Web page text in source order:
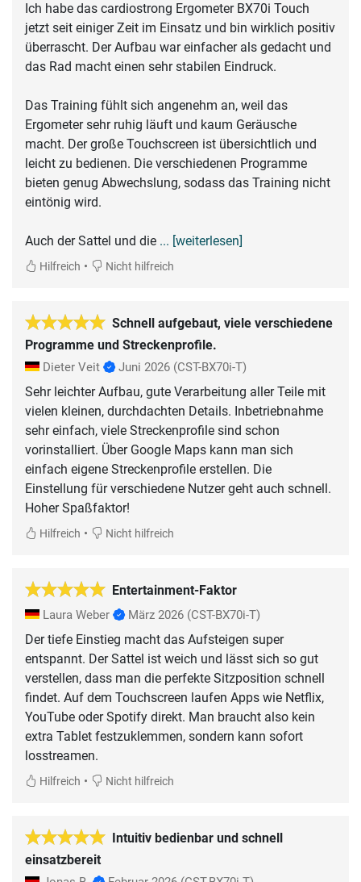
Ich habe das cardiostrong Ergometer BX70i Touch
jetzt seit einiger Zeit im Einsatz und bin wirklich positiv
überrascht. Der Aufbau war einfacher als gedacht und
das Rad macht einen sehr stabilen Eindruck.
Das Training fühlt sich angenehm an, weil das
Ergometer sehr ruhig läuft und kaum Geräusche
macht. Der große Touchscreen ist übersichtlich und
leicht zu bedienen. Die verschiedenen Programme
bieten genug Abwechslung, sodass das Training nicht
eintönig wird.
Auch der Sattel und die ... [weiterlesen]
Hilfreich • Nicht hilfreich
Schnell aufgebaut, viele verschiedene
Programme und Streckenprofile.
Dieter Veit Juni 2026 (CST-BX70i-T)
Sehr leichter Aufbau, gute Verarbeitung aller Teile mit
vielen kleinen, durchdachten Details. Inbetriebnahme
sehr einfach, viele Streckenprofile sind schon
vorinstalliert. Über Google Maps kann man sich
einfach eigene Streckenprofile erstellen. Die
Einstellung für verschiedene Nutzer geht auch schnell.
Hoher Spaßfaktor!
Hilfreich • Nicht hilfreich
Entertainment-Faktor
Laura Weber März 2026 (CST-BX70i-T)
Der tiefe Einstieg macht das Aufsteigen super
entspannt. Der Sattel ist weich und lässt sich so gut
verstellen, dass man die perfekte Sitzposition schnell
findet. Auf dem Touchscreen laufen Apps wie Netflix,
YouTube oder Spotify direkt. Man braucht also kein
extra Tablet festzuklemmen, sondern kann sofort
losstreamen.
Hilfreich • Nicht hilfreich
Intuitiv bedienbar und schnell
einsatzbereit